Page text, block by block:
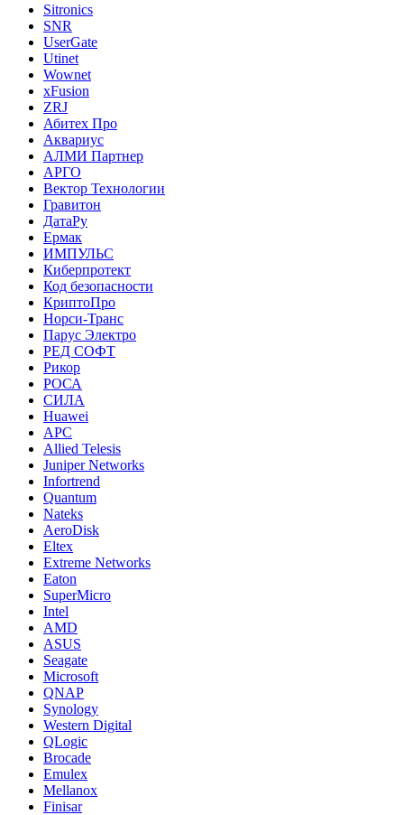
Sitronics
SNR
UserGate
Utinet
Wownet
xFusion
ZRJ
Абитех Про
Аквариус
АЛМИ Партнер
АРГО
Вектор Технологии
Гравитон
ДатаРу
Ермак
ИМПУЛЬС
Киберпротект
Код безопасности
КриптоПро
Норси-Транс
Парус Электро
РЕД СОФТ
Рикор
РОСА
СИЛА
Huawei
APC
Allied Telesis
Juniper Networks
Infortrend
Quantum
Nateks
AeroDisk
Eltex
Extreme Networks
Eaton
SuperMicro
Intel
AMD
ASUS
Seagate
Microsoft
QNAP
Synology
Western Digital
QLogic
Brocade
Emulex
Mellanox
Finisar